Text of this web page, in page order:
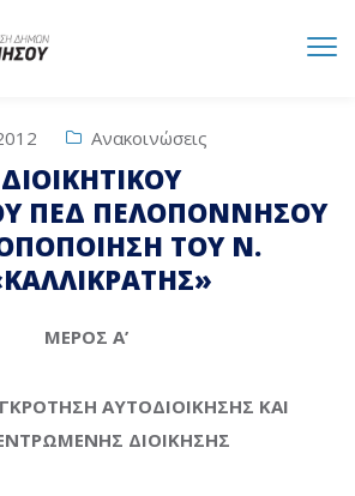
Ανακοινώσεις
ΠΕΔ ΠΕΛΟΠΟΝΝΗΣΟΥ
ΤΟΥ Ν.
ΜΕΡΟΣ Α’
ΑΥΤΟΔΙΟΙΚΗΣΗΣ ΚΑΙ
ΔΙΟΙΚΗΣΗΣ